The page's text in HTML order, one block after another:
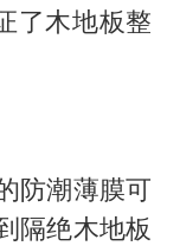
了木地板整
防潮薄膜可
隔绝木地板